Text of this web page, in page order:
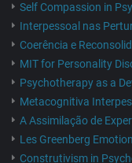
Self Compassion in
Interpessoal nas
Coerência e
MIT for Personality
Psychotherapy as a
Metacognitiva
A Assimilação de
Les Greenberg
Construtivism in